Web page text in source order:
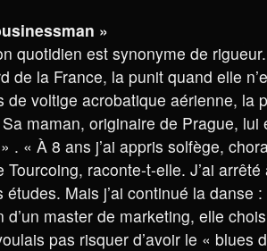
»
quotidien est synonyme de
de la France, la punit quand elle
de voltige acrobatique aérienne, la
Sa maman, originaire de Prague, lui
. « À 8 ans j’ai appris solfège,
raconte-t-elle. J’ai
études. Mais j’ai continué la danse
d’un master de marketing, elle
pas risquer d’avoir le « blues